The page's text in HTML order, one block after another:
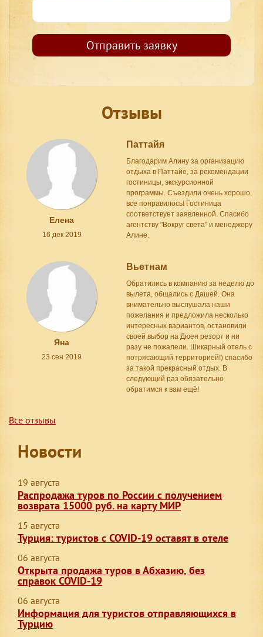
Отзывы
Елена
16 дек 2019
Паттайя
Благодарим Алину за организацию
отдыха в Паттайе, за рекомендации
гостиницы, экскурсионной
программы. Съездили очень хорошо,
все понравилось! Гостиница
соответствует заявленной. Спасибо
агентству "Вокруг света" и менеджеру
Алине.
Яна
23 сен 2019
Вьетнам
Обратились в компанию за неделю до
вылета, общались с Дашей. Она
внимательно выслушала наши
пожелания и предложила несколько
интересных вариантов, остановили
своей выбор на Дюен резорт и ни
разу не пожалели. Шикарный отель с
потрясающий территорией!) спасибо
за такой прекрасный отдых. В
следующий раз обязательно
обратимся к вам ещё!
Все отзывы
Новости
19 августа
Распродажа туров по России с получением
возврата 15000 руб. на карту МИР
15 августа
Турция: туристов с COVID-19 оставят в отеле
06 августа
Открыта продажа туров в Абхазию, без
справок COVID-19
06 августа
Информация для туристов отправляющихся в
Турцию